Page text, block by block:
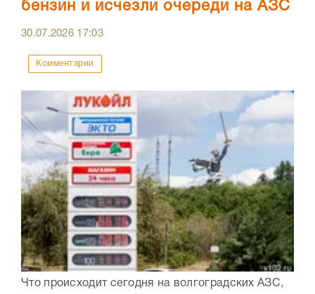
бензин и исчезли очереди на АЗС
30.07.2026 17:03
Комментарии
Что происходит сегодня на волгоградских АЗС,